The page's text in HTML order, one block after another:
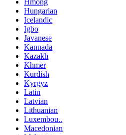
Hmong
Hungarian
Icelandic
Igbo
Javanese
Kannada
Kazakh
Khmer
Kurdish
Kyrgyz
Latin
Latvian
Lithuanian
Luxembou..
Macedonian